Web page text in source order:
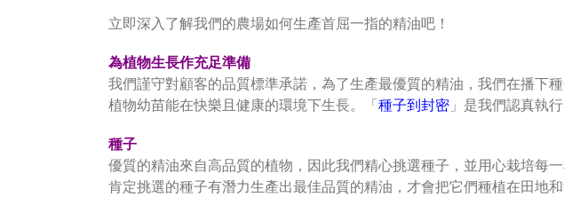
立即深入了解我們的農場如何生產首屈一指的精油吧！
為植物生長作充足準備
我們謹守對顧客的品質標準承諾，為了生產最優質的精油，我們在播下
植物幼苗能在快樂且健康的環境下生長。「種子到封密 」是我們認真執
種子
優質的精油來自高品質的植物，因此我們精心挑選種子，並用心栽培每
肯定挑選的種子有潛力生產出最佳品質的精油，才會把它們種植在田地和